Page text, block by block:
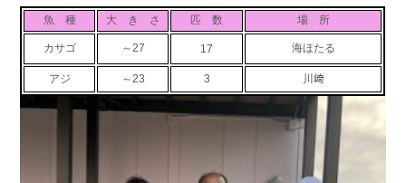
店舗情報 公式ブログ
Blog
お問い合わせ 会社概要
リンク集
魚 種 大 き さ 匹 数 場 所
カサゴ ～27 17 海ほたる
アジ ～23 3 川﨑